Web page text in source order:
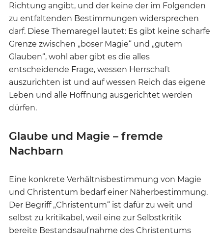
Richtung angibt, und der keine der im Folgenden
zu entfaltenden Bestimmungen widersprechen
darf. Diese Themaregel lautet: Es gibt keine scharfe
Grenze zwischen „böser Magie“ und „gutem
Glauben“, wohl aber gibt es die alles
entscheidende Frage, wessen Herrschaft
auszurichten ist und auf wessen Reich das eigene
Leben und alle Hoffnung ausgerichtet werden
dürfen.
Glaube und Magie – fremde
Nachbarn
Eine konkrete Verhältnisbestimmung von Magie
und Christentum bedarf einer Näherbestimmung.
Der Begriff „Christentum“ ist dafür zu weit und
selbst zu kritikabel, weil eine zur Selbstkritik
bereite Bestandsaufnahme des Christentums